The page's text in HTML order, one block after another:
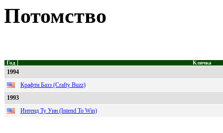
Потомство
Год Кличка
1994
Крафти Базз (Crafty Buzz)
1993
Интенд Ту Уин (Intend To Win)